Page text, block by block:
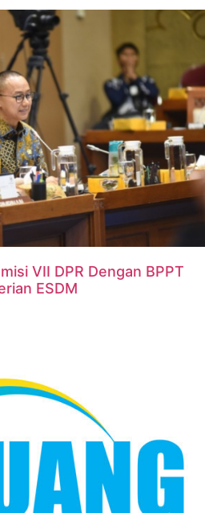
VII DPR Dengan BPPT
ESDM